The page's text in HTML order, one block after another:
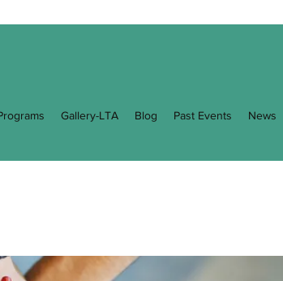
Gallery-LTA Blog Past Events News